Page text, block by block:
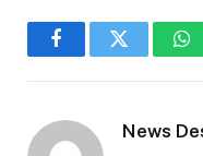
FacebookTwitter
News